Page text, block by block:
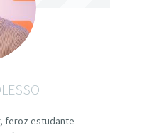
feroz estudante